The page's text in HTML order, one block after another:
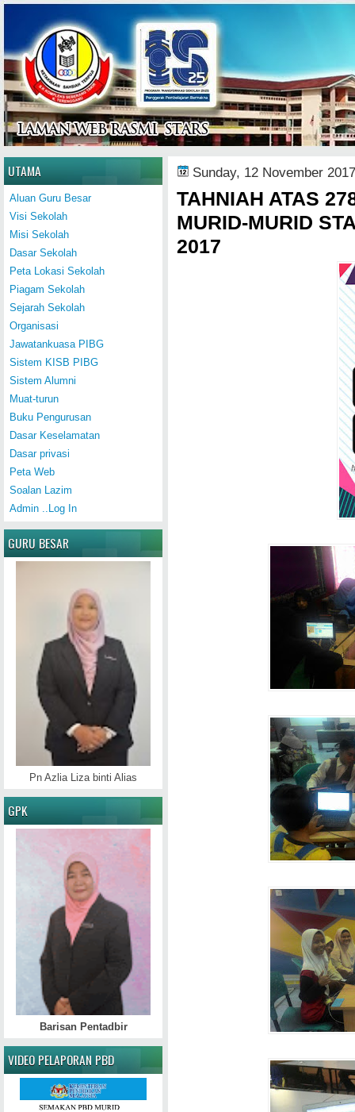
Home
Sunday, 12 November 2017
TAHNIAH ATAS
MURID-MURID
2017
UTAMA
Aluan Guru Besar
Visi Sekolah
Misi Sekolah
Dasar Sekolah
Peta Lokasi Sekolah
Piagam Sekolah
Sejarah Sekolah
Organisasi
Jawatankuasa PIBG
Sistem KISB PIBG
Sistem Alumni
Muat-turun
Buku Pengurusan
Dasar Keselamatan
Dasar privasi
Peta Web
Soalan Lazim
Admin ..Log In
GURU BESAR
Pn Azlia Liza binti Alias
GPK
Barisan Pentadbir
VIDEO PELAPORAN PBD